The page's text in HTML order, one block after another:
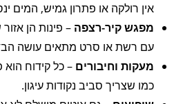
אין רולקה או פתרון גמיש, המים
מפגש קיר-רצפה – פינות הן
עם רשת או סרט מתאים עושה
מעקות וחיבורים – כל קידוח הוא
כמו שצריך סביב נקודות עיגון.